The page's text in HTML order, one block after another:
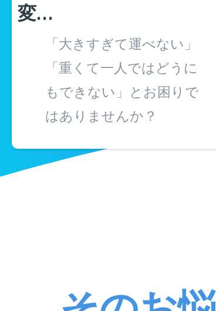
変…
「大きすぎて運べない」
「重くて一人ではどうに
もできない」とお困りで
はありませんか？